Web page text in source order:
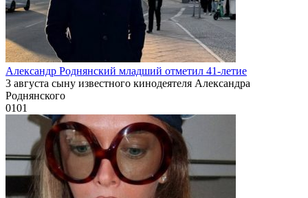
Александр Роднянский младший отметил 41-летие
3 августа сыну известного кинодеятеля Александра
Роднянского
0101